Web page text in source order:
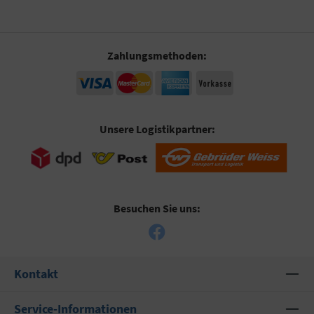
Zahlungsmethoden:
Unsere Logistikpartner:
Besuchen Sie uns:
Kontakt
Service-Informationen